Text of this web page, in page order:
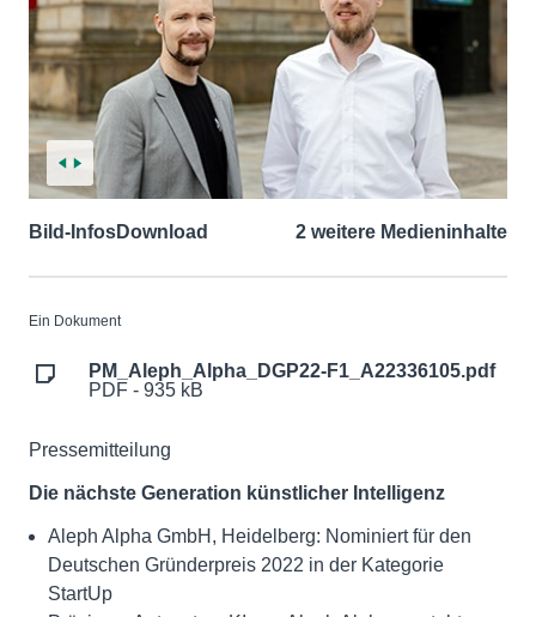
Bild-InfosDownload 2 weitere Medieninhalte
Ein Dokument
PM_Aleph_Alpha_DGP22-F1_A22336105.pdf
PDF - 935 kB
Pressemitteilung
Die nächste Generation künstlicher Intelligenz
Aleph Alpha GmbH, Heidelberg: Nominiert für den
Deutschen Gründerpreis 2022 in der Kategorie
StartUp